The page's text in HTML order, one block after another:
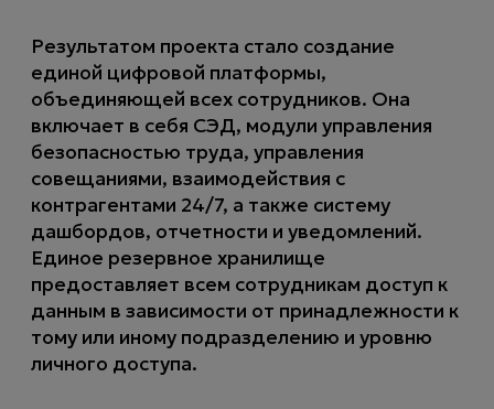
Результатом проекта стало создание
единой цифровой платформы,
объединяющей всех сотрудников. Она
включает в себя СЭД, модули управления
безопасностью труда, управления
совещаниями, взаимодействия с
контрагентами 24/7, а также систему
дашбордов, отчетности и уведомлений.
Единое резервное хранилище
предоставляет всем сотрудникам доступ к
данным в зависимости от принадлежности к
тому или иному подразделению и уровню
личного доступа.